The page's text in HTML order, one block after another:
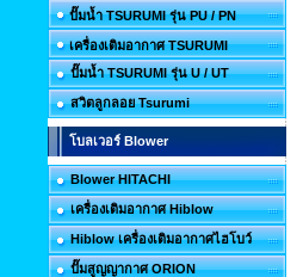
ปั๊มน้ำ TSURUMI รุ่น PU / PN
เครื่องเติมอากาศ TSURUMI
ปั๊มน้ำ TSURUMI รุ่น U / UT
สวิตลูกลอย Tsurumi
โบลเวอร์ Blower
Blower HITACHI
เครื่องเติมอากาศ Hiblow
Hiblow เครื่องเติมอากาศไฮโบว์
ปั๊มสูญญากาศ ORION